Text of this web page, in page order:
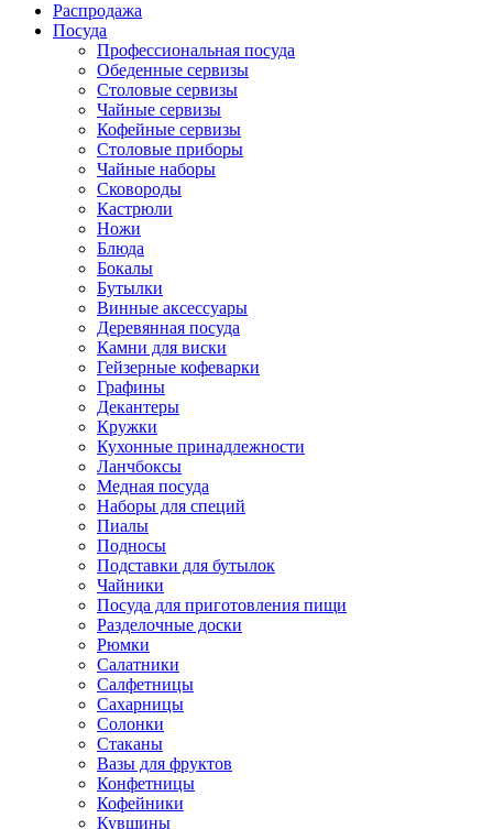
Распродажа
Посуда
Профессиональная посуда
Обеденные сервизы
Столовые сервизы
Чайные сервизы
Кофейные сервизы
Столовые приборы
Чайные наборы
Сковороды
Кастрюли
Ножи
Блюда
Бокалы
Бутылки
Винные аксессуары
Деревянная посуда
Камни для виски
Гейзерные кофеварки
Графины
Декантеры
Кружки
Кухонные принадлежности
Ланчбоксы
Медная посуда
Наборы для специй
Пиалы
Подносы
Подставки для бутылок
Чайники
Посуда для приготовления пищи
Разделочные доски
Рюмки
Салатники
Салфетницы
Сахарницы
Солонки
Стаканы
Вазы для фруктов
Конфетницы
Кофейники
Кувшины